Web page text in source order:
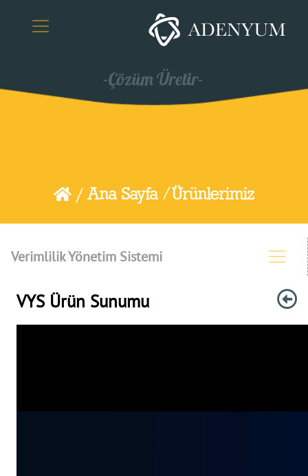
/ Ana Sayfa /Ürünlerimiz
Verimlilik Yönetim Sistemi
VYS Ürün Sunumu